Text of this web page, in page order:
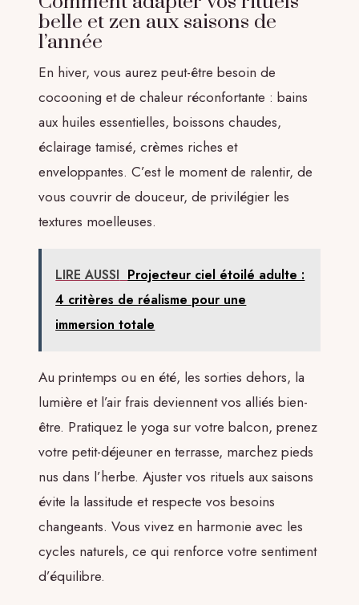
belle et zen aux saisons de
l’année
En hiver, vous aurez peut-être besoin de
cocooning et de chaleur réconfortante : bains
aux huiles essentielles, boissons chaudes,
éclairage tamisé, crèmes riches et
enveloppantes. C’est le moment de ralentir, de
vous couvrir de douceur, de privilégier les
textures moelleuses.
LIRE AUSSI Projecteur ciel étoilé adulte :
4 critères de réalisme pour une
immersion totale
Au printemps ou en été, les sorties dehors, la
lumière et l’air frais deviennent vos alliés bien-
être. Pratiquez le yoga sur votre balcon, prenez
votre petit-déjeuner en terrasse, marchez pieds
nus dans l’herbe. Ajuster vos rituels aux saisons
évite la lassitude et respecte vos besoins
changeants. Vous vivez en harmonie avec les
cycles naturels, ce qui renforce votre sentiment
d’équilibre.